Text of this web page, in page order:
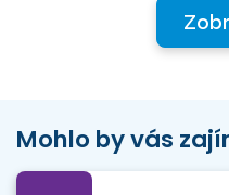
Mohlo by vás